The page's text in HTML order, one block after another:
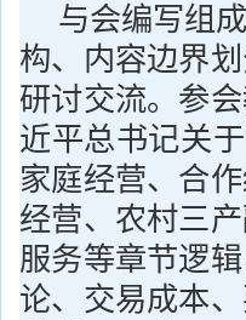
与会编写组
构、内容边界
研讨交流。参
近平总书记关
家庭经营、合
经营、农村三
服务等章节逻
论、交易成本